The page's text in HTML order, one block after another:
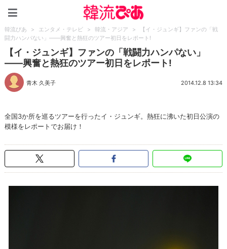
韓流ぴあ > エンタメ・テレビ > 韓流・アジア >
【イ・ジュンギ】ファンの「戦
闘力ハンパない」――興奮と熱狂のツアー初日をレポート!
【イ・ジュンギ】ファンの「戦闘力ハンパない」
――興奮と熱狂のツアー初日をレポート!
青木 久美子 2014.12.8 13:34
全国3か所を巡るツアーを行ったイ・ジュンギ。熱狂に沸いた初日公演の
模様をレポートでお届け！